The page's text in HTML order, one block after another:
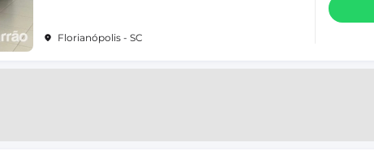
Florianópolis - SC